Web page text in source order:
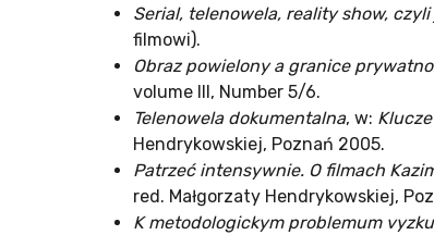
Serial, telenowela, reality show,
filmowi).
Obraz powielony a granice
volume III, Number 5/6.
Telenowela dokumentalna, w:
Hendrykowskiej, Poznań 2005.
Patrzeć intensywnie. O filmach
red. Małgorzaty Hendrykowskiej,
K metodologickym problemum